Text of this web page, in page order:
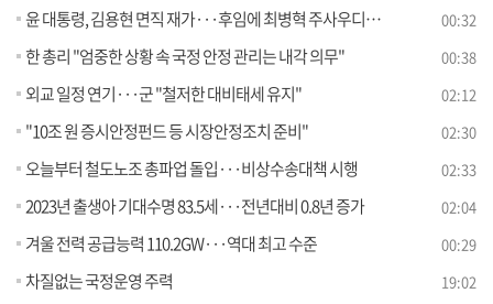
윤 대통령, 김용현 면직 재가···후임에 최병혁 주사우디대사 00:32
한 총리 "엄중한 상황 속 국정 안정 관리는 내각 의무" 00:38
외교 일정 연기···군 "철저한 대비태세 유지" 02:12
"10조 원 증시안정펀드 등 시장안정조치 준비" 02:30
오늘부터 철도노조 총파업 돌입···비상수송대책 시행 02:33
2023년 출생아 기대수명 83.5세···전년대비 0.8년 증가 02:04
겨울 전력 공급능력 110.2GW···역대 최고 수준 00:29
차질없는 국정운영 주력 19:02